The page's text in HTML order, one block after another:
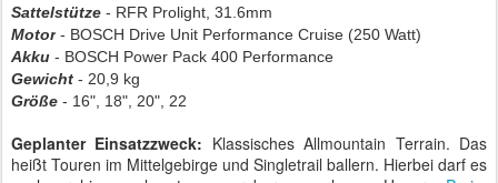
Sattelstütze - RFR Prolight, 31.6mm
Motor - BOSCH Drive Unit Performance Cruise (250 Watt)
Akku - BOSCH Power Pack 400 Performance
Gewicht - 20,9 kg
Größe - 16", 18", 20", 22
Geplanter Einsatzzweck: Klassisches Allmountain Terrain. Das
heißt Touren im Mittelgebirge und Singletrail ballern. Hierbei darf es